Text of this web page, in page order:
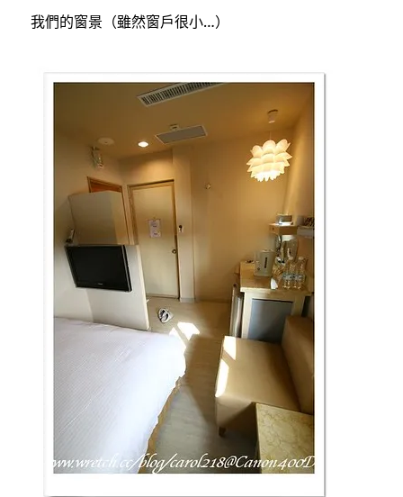
我們的窗景（雖然窗戶很小…）